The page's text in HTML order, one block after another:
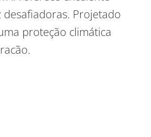
Projetado
proteção climática